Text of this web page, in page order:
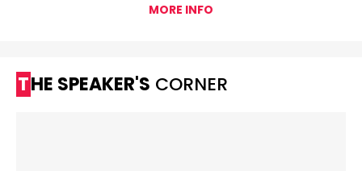
MORE INFO
THE SPEAKER'S CORNER